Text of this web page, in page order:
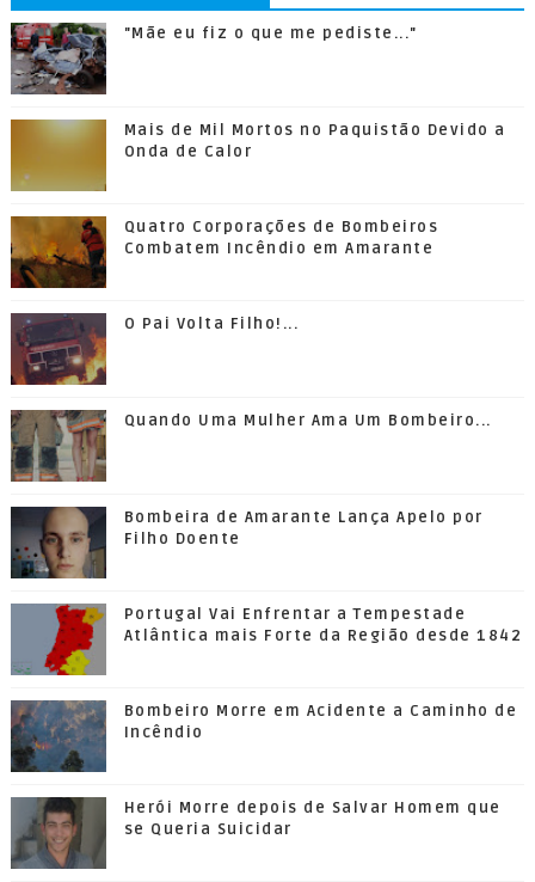
"Mãe eu fiz o que me pediste..."
Mais de Mil Mortos no Paquistão Devido a
Onda de Calor
Quatro Corporações de Bombeiros
Combatem Incêndio em Amarante
O Pai Volta Filho!...
Quando Uma Mulher Ama Um Bombeiro...
Bombeira de Amarante Lança Apelo por
Filho Doente
Portugal Vai Enfrentar a Tempestade
Atlântica mais Forte da Região desde 1842
Bombeiro Morre em Acidente a Caminho de
Incêndio
Herói Morre depois de Salvar Homem que
se Queria Suicidar